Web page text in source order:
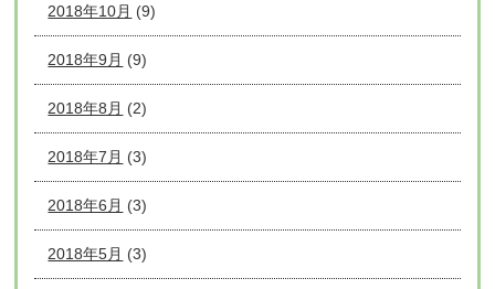
2018年10月 (9)
2018年9月 (9)
2018年8月 (2)
2018年7月 (3)
2018年6月 (3)
2018年5月 (3)